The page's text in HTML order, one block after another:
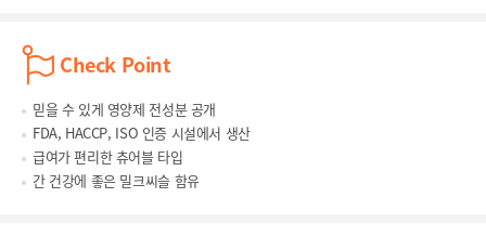
Check Point
믿을 수 있게 영양제 전성분 공개
FDA, HACCP, ISO 인증 시설에서 생산
급여가 편리한 츄어블 타입
간 건강에 좋은 밀크씨슬 함유